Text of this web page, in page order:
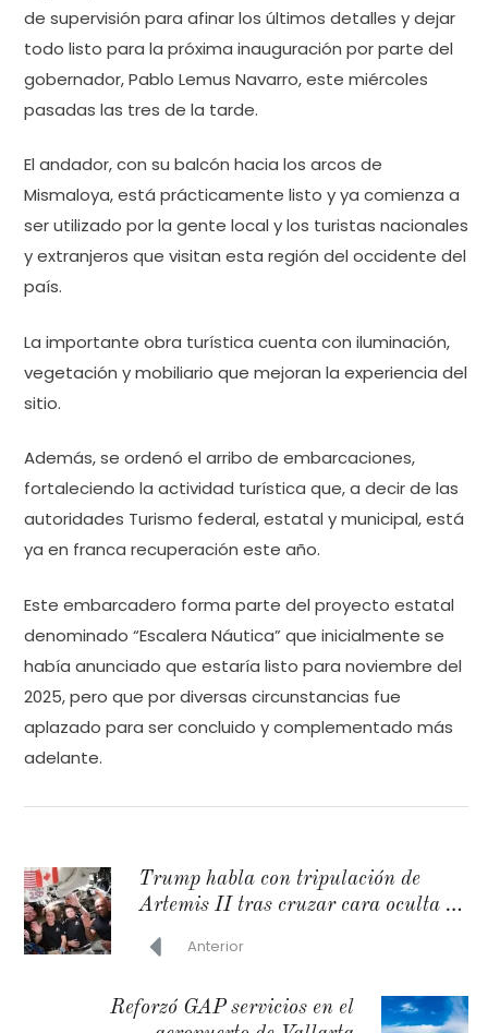
de supervisión para afinar los últimos detalles y dejar
todo listo para la próxima inauguración por parte del
gobernador, Pablo Lemus Navarro, este miércoles
pasadas las tres de la tarde.
El andador, con su balcón hacia los arcos de
Mismaloya, está prácticamente listo y ya comienza a
ser utilizado por la gente local y los turistas nacionales
y extranjeros que visitan esta región del occidente del
país.
La importante obra turística cuenta con iluminación,
vegetación y mobiliario que mejoran la experiencia del
sitio.
Además, se ordenó el arribo de embarcaciones,
fortaleciendo la actividad turística que, a decir de las
autoridades Turismo federal, estatal y municipal, está
ya en franca recuperación este año.
Este embarcadero forma parte del proyecto estatal
denominado “Escalera Náutica” que inicialmente se
había anunciado que estaría listo para noviembre del
2025, pero que por diversas circunstancias fue
aplazado para ser concluido y complementado más
adelante.
Trump habla con tripulación de
Artemis II tras cruzar cara oculta de
Anterior
Reforzó GAP servicios en el